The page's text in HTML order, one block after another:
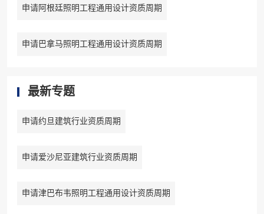
申请阿根廷照明工程通用设计资质周期
申请巴拿马照明工程通用设计资质周期
最新专题
申请约旦建筑行业资质周期
申请爱沙尼亚建筑行业资质周期
申请津巴布韦照明工程通用设计资质周期